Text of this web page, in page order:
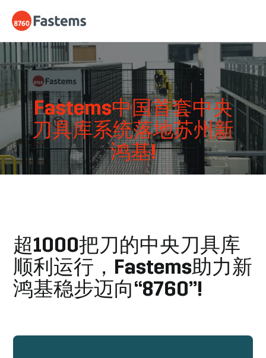
content
Fastems中国首套中央
刀具库系统落地苏州新
鸿基!
超1000把刀的中央刀具库
顺利运行，Fastems助力新
鸿基稳步迈向“8760”!